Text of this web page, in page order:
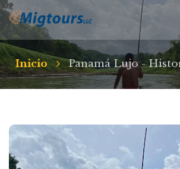
Inicio Panamá Lujo -